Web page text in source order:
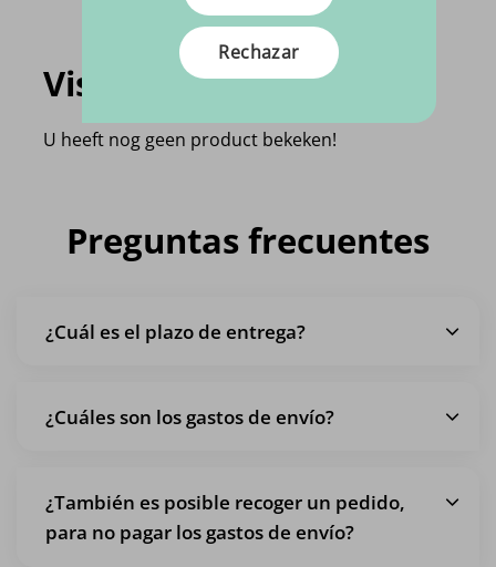
Visto recientemente
U heeft nog geen product bekeken!
Preguntas frecuentes
¿Cuál es el plazo de entrega?
¿Cuáles son los gastos de envío?
¿También es posible recoger un pedido,
para no pagar los gastos de envío?
Rechazar